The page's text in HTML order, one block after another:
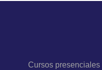
Cursos presenciales